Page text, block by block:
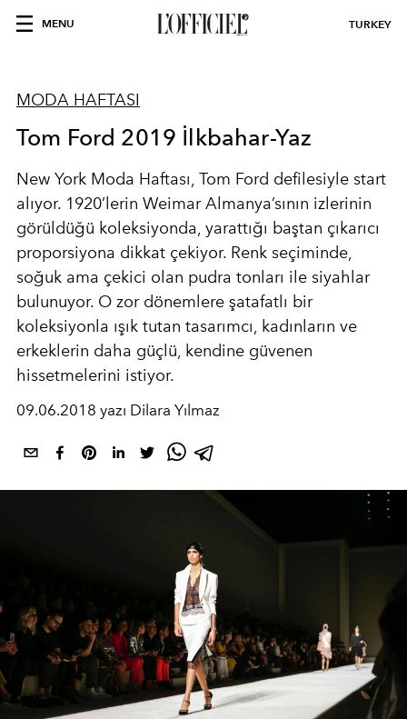
MENU TURKEY
MODA HAFTASI
Tom Ford 2019 İlkbahar-Yaz
New York Moda Haftası, Tom Ford defilesiyle start
alıyor. 1920’lerin Weimar Almanya’sının izlerinin
görüldüğü koleksiyonda, yarattığı baştan çıkarıcı
proporsiyona dikkat çekiyor. Renk seçiminde,
soğuk ama çekici olan pudra tonları ile siyahlar
bulunuyor. O zor dönemlere şatafatlı bir
koleksiyonla ışık tutan tasarımcı, kadınların ve
erkeklerin daha güçlü, kendine güvenen
hissetmelerini istiyor.
09.06.2018 yazı Dilara Yılmaz